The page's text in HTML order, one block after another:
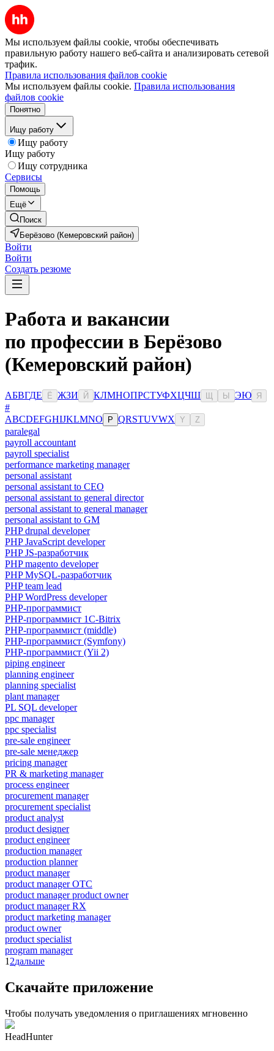
Мы используем файлы cookie, чтобы обеспечивать
правильную работу нашего веб-сайта и анализировать сетевой
трафик.
Правила использования файлов cookie
Мы используем файлы cookie. Правила использования
файлов cookie
Понятно
Ищу работу
Ищу работу
Ищу работу
Ищу сотрудника
Сервисы
Помощь
Ещё
Поиск
Берёзово (Кемеровский район)
Войти
Войти
Создать резюме
Работа и вакансии
по профессии в Берёзово
(Кемеровский район)
АБВГДЕ Ё ЖЗИ Й КЛМНОПРСТУФХЦЧШ Ы ЭЮ Я
#
ABCDEFGHIJKLMNO P QRSTUVWX Y Z
paralegal
payroll accountant
payroll specialist
performance marketing manager
personal assistant
personal assistant to CEO
personal assistant to general director
personal assistant to general manager
personal assistant to GM
PHP drupal developer
PHP JavaScript developer
PHP JS-разработчик
PHP magento developer
PHP MySQL-разработчик
PHP team lead
PHP WordPress developer
PHP-программист
PHP-программист 1C-Bitrix
PHP-программист (middle)
PHP-программист (Symfony)
PHP-программист (Yii 2)
piping engineer
planning engineer
planning specialist
plant manager
PL SQL developer
ppc manager
ppc specialist
pre-sale engineer
pre-sale менеджер
pricing manager
PR & marketing manager
process engineer
procurement manager
procurement specialist
product analyst
product designer
product engineer
production manager
production planner
product manager
product manager OTC
product manager product owner
product manager RX
product marketing manager
product owner
product specialist
program manager
1 2дальше
Скачайте приложение
Чтобы получать уведомления о приглашениях мгновенно
HeadHunter